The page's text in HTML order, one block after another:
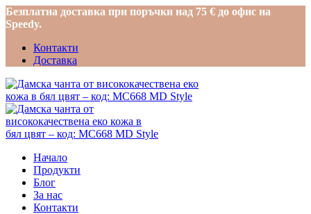
Безплатна доставка при поръчки над 75 € до офис на
Speedy.
Контакти
Доставка
Начало
Продукти
Блог
За нас
Контакти